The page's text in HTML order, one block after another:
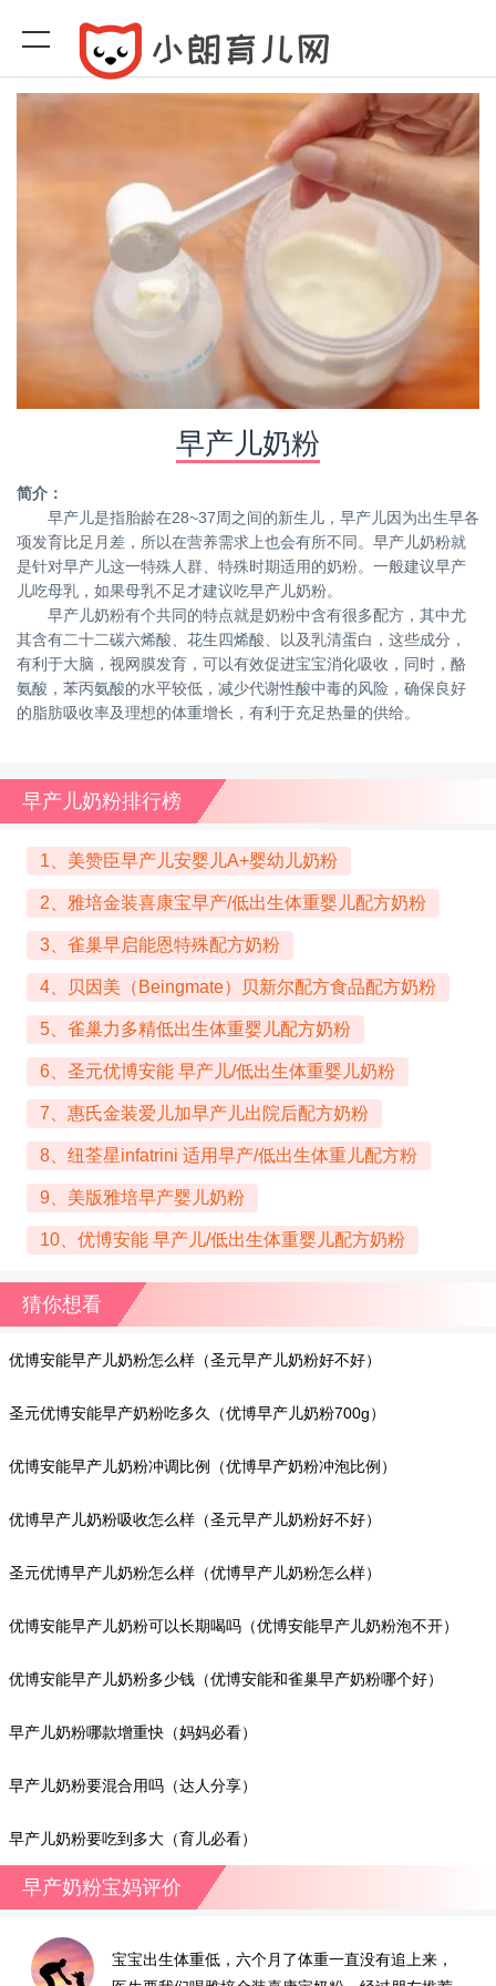
早产儿奶粉
简介：
早产儿是指胎龄在28~37周之间的新生儿，早产儿因为出生早各
项发育比足月差，所以在营养需求上也会有所不同。早产儿奶粉就
是针对早产儿这一特殊人群、特殊时期适用的奶粉。一般建议早产
儿吃母乳，如果母乳不足才建议吃早产儿奶粉。
早产儿奶粉有个共同的特点就是奶粉中含有很多配方，其中尤
其含有二十二碳六烯酸、花生四烯酸、以及乳清蛋白，这些成分，
有利于大脑，视网膜发育，可以有效促进宝宝消化吸收，同时，酪
氨酸，苯丙氨酸的水平较低，减少代谢性酸中毒的风险，确保良好
的脂肪吸收率及理想的体重增长，有利于充足热量的供给。
早产儿奶粉排行榜
1、美赞臣早产儿安婴儿A+婴幼儿奶粉
2、雅培金装喜康宝早产/低出生体重婴儿配方奶粉
3、雀巢早启能恩特殊配方奶粉
4、贝因美（Beingmate）贝新尔配方食品配方奶粉
5、雀巢力多精低出生体重婴儿配方奶粉
6、圣元优博安能 早产儿/低出生体重婴儿奶粉
7、惠氏金装爱儿加早产儿出院后配方奶粉
8、纽荃星infatrini 适用早产/低出生体重儿配方粉
9、美版雅培早产婴儿奶粉
10、优博安能 早产儿/低出生体重婴儿配方奶粉
猜你想看
优博安能早产儿奶粉怎么样（圣元早产儿奶粉好不好）
圣元优博安能早产奶粉吃多久（优博早产儿奶粉700g）
优博安能早产儿奶粉冲调比例（优博早产奶粉冲泡比例）
优博早产儿奶粉吸收怎么样（圣元早产儿奶粉好不好）
圣元优博早产儿奶粉怎么样（优博早产儿奶粉怎么样）
优博安能早产儿奶粉可以长期喝吗（优博安能早产儿奶粉泡不开）
优博安能早产儿奶粉多少钱（优博安能和雀巢早产奶粉哪个好）
早产儿奶粉哪款增重快（妈妈必看）
早产儿奶粉要混合用吗（达人分享）
早产儿奶粉要吃到多大（育儿必看）
早产奶粉宝妈评价
宝宝出生体重低，六个月了体重一直没有追上来，